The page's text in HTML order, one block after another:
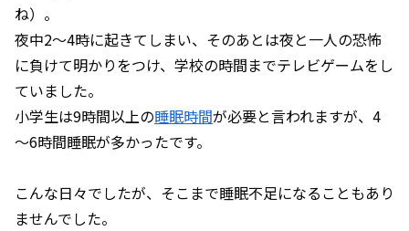
ね）。
夜中2～4時に起きてしまい、そのあとは夜と一人の恐怖
に負けて明かりをつけ、学校の時間までテレビゲームをし
ていました。
小学生は9時間以上の睡眠時間が必要と言われますが、4
～6時間睡眠が多かったです。
こんな日々でしたが、そこまで睡眠不足になることもあり
ませんでした。